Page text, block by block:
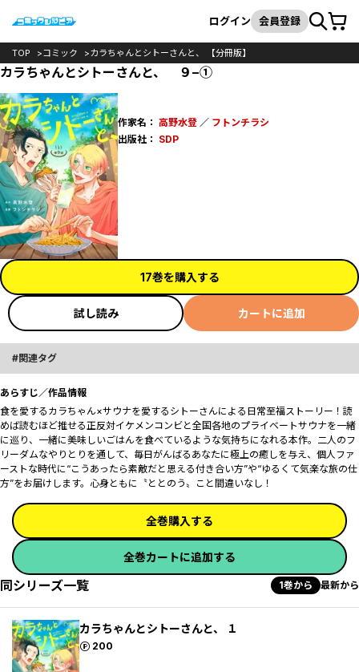
検索
ログイン 会員登録カート
TOP コミック カラちゃんとシトーさんと、 【分冊版】
カラちゃんとシトーさんと、 ９−①
作家名： 高野水登／ フトンチラシ
出版社： SDP
17巻を購入する
試し読み カートに追加
関連タグ
あらすじ／作品情報
食を愛するカラちゃん×サウナを愛するシトーさんによる日常至福ストーリー！読
めば読むほど推せる正反対イケメンコンビと全国各地のプライベートサウナを一緒
に巡り、一緒に美味しいごはんを食べているような気持ちになれる本作。二人のフ
リーダムなやりとりを通して、毎日がんばるあなたに極上の癒しを与え、個人ファ
ーストな時代に“こうあったら素敵だと思える付き合い方”や“ゆるくて気楽な旅の仕
方”をお届けします。心身ともに〝ととのう〟こと間違いなし！
全巻購入する
全巻カートに追加する
同シリーズ一覧 1巻から 最新から
カラちゃんとシトーさんと、 １
200
ポイント